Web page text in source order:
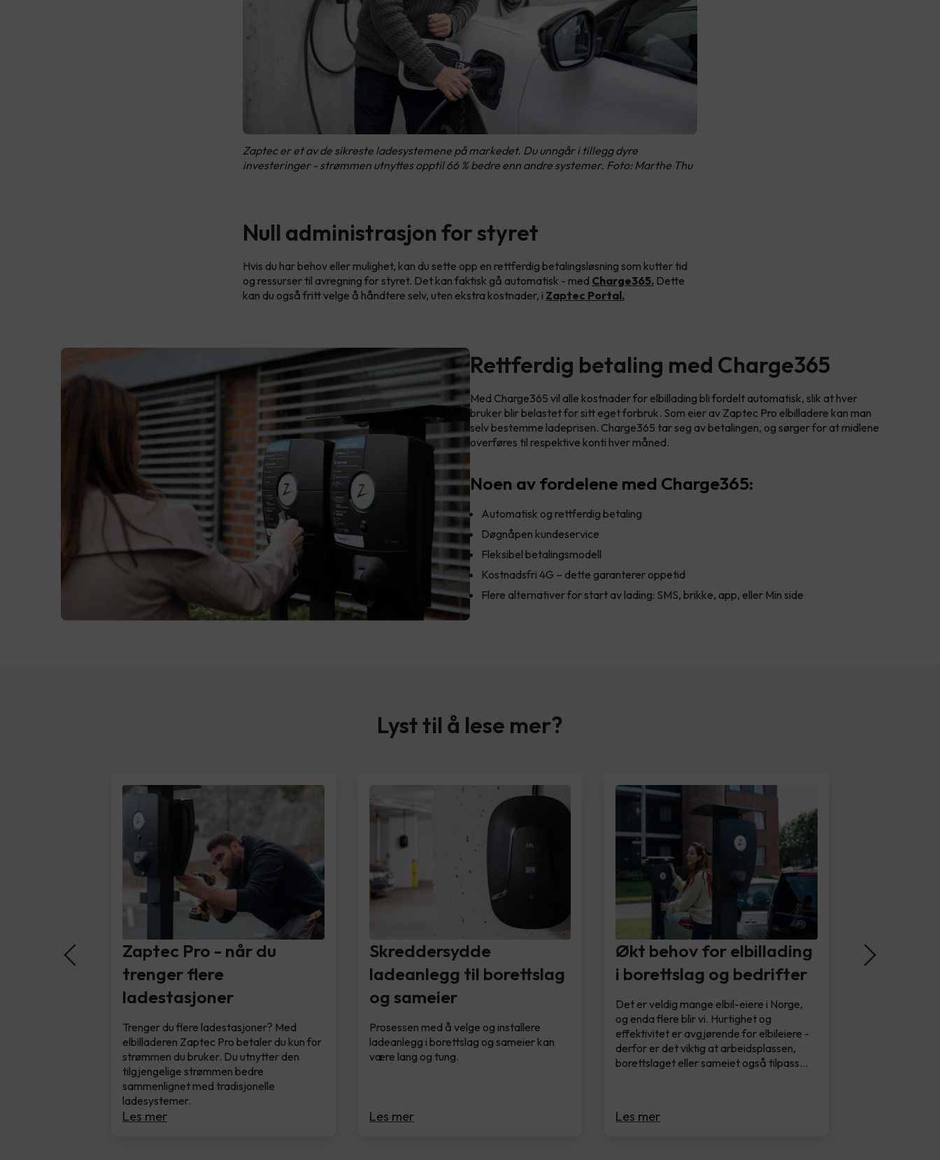
Zaptec er et av de sikreste ladesystemene på markedet. Du unngår i tillegg dyre
investeringer - strømmen utnyttes opptil 66 % bedre enn andre systemer. Foto: Marthe Thu
Null administrasjon for styret
Hvis du har behov eller mulighet, kan du sette opp en rettferdig betalingsløsning som kutter tid
og ressurser til avregning for styret. Det kan faktisk gå automatisk - med Charge365. Dette
kan du også fritt velge å håndtere selv, uten ekstra kostnader, i Zaptec Portal.
Rettferdig betaling med Charge365
Med Charge365 vil alle kostnader for elbillading bli fordelt automatisk, slik at hver
bruker blir belastet for sitt eget forbruk. Som eier av Zaptec Pro elbilladere kan man
selv bestemme ladeprisen. Charge365 tar seg av betalingen, og sørger for at midlene
overføres til respektive konti hver måned.
Noen av fordelene med Charge365:
Automatisk og rettferdig betaling
Døgnåpen kundeservice
Fleksibel betalingsmodell
Kostnadsfri 4G – dette garanterer oppetid
Flere alternativer for start av lading: SMS, brikke, app, eller Min side
Lyst til å lese mer?
Zaptec Pro - når du
trenger flere
ladestasjoner
Trenger du flere ladestasjoner? Med
elbilladeren Zaptec Pro betaler du kun for
strømmen du bruker. Du utnytter den
tilgjengelige strømmen bedre
sammenlignet med tradisjonelle
ladesystemer.
Les mer
Skreddersydde
ladeanlegg til borettslag
og sameier
Prosessen med å velge og installere
ladeanlegg i borettslag og sameier kan
være lang og tung.
Les mer
Økt behov for elbillading
i borettslag og bedrifter
Det er veldig mange elbil-eiere i Norge,
og enda flere blir vi. Hurtighet og
effektivitet er avgjørende for elbileiere -
derfor er det viktig at arbeidsplassen,
borettslaget eller sameiet også tilpass…
Les mer